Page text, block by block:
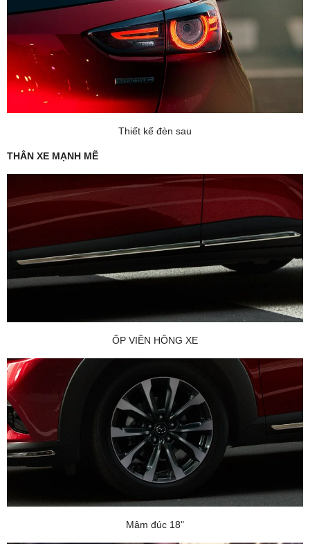
Thiết kế đèn sau
THÂN XE MẠNH MẼ
ỐP VIỀN HÔNG XE
Mâm đúc 18"